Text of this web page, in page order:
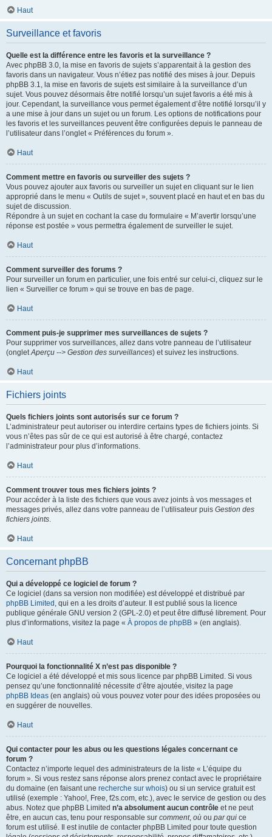
Haut
Surveillance et favoris
Quelle est la différence entre les favoris et la surveillance ?
Avec phpBB 3.0, la mise en favoris de sujets s’apparentait à la gestion des
favoris dans un navigateur. Vous n’étiez pas notifié des mises à jour. Depuis
phpBB 3.1, la mise en favoris de sujets est similaire à la surveillance d’un
sujet. Vous pouvez désormais être notifié lorsqu’un sujet favoris a été mis à
jour. Cependant, la surveillance vous permet également d’être notifié lorsqu’il y
a une mise à jour dans un sujet ou un forum. Les options de notifications pour
les favoris et les surveillances peuvent être configurées depuis le panneau de
l’utilisateur dans l’onglet « Préférences du forum ».
Haut
Comment mettre en favoris ou surveiller des sujets ?
Vous pouvez ajouter aux favoris ou surveiller un sujet en cliquant sur le lien
approprié dans le menu « Outils de sujet », souvent placé en haut et en bas du
sujet de discussion.
Répondre à un sujet en cochant la case du formulaire « M’avertir lorsqu’une
réponse est postée » vous permettra également de surveiller le sujet.
Haut
Comment surveiller des forums ?
Pour surveiller un forum en particulier, une fois entré sur celui-ci, cliquez sur le
lien « Surveiller ce forum » qui se trouve en bas de page.
Haut
Comment puis-je supprimer mes surveillances de sujets ?
Pour supprimer vos surveillances, allez dans votre panneau de l’utilisateur
(ongletAperçu --> Gestion des surveillances) et suivez les instructions.
Haut
Fichiers joints
Quels fichiers joints sont autorisés sur ce forum ?
L’administrateur peut autoriser ou interdire certains types de fichiers joints. Si
vous n’êtes pas sûr de ce qui est autorisé à être chargé, contactez
l’administrateur pour plus d’informations.
Haut
Comment trouver tous mes fichiers joints ?
Pour accéder à la liste des fichiers que vous avez joints à vos messages et
messages privés, allez dans votre panneau de l’utilisateur puis Gestion des
fichiers joints.
Haut
Concernant phpBB
Qui a développé ce logiciel de forum ?
Ce logiciel (dans sa version non modifiée) est développé et distribué par
phpBB Limited , qui en a les droits d’auteur. Il est publié sous la licence
publique générale GNU version 2 (GPL-2.0) et peut être diffusé librement. Pour
plus d’informations, visitez la page « À propos de phpBB » (en anglais).
Haut
Pourquoi la fonctionnalité X n’est pas disponible ?
Ce logiciel a été développé et mis sous licence par phpBB Limited. Si vous
pensez qu’une fonctionnalité nécessite d’être ajoutée, visitez la page
phpBB Ideas (en anglais) où vous pouvez voter pour des idées proposées ou
en suggérer de nouvelles.
Haut
Qui contacter pour les abus ou les questions légales concernant ce
forum ?
Contactez n’importe lequel des administrateurs de la liste « L’équipe du
forum ». Si vous restez sans réponse alors prenez contact avec le propriétaire
du domaine (en faisant une recherche sur whois) ou si un service gratuit est
utilisé (exemple : Yahoo!, Free, f2s.com, etc.), avec le service de gestion ou des
abus. Notez que phpBB Limited n’a absolument aucun contrôle et ne peut
être, en aucun cas, tenu pour responsable sur comment, où ou par qui ce
forum est utilisé. Il est inutile de contacter phpBB Limited pour toute question